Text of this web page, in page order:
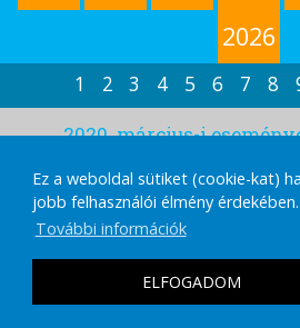
Ez a weboldal sütiket (cookie-kat)
jobb felhasználói élmény érdekében.
További információk
ELFOGADOM
2026
1 2 3 4 5 6 7 8
2020. március-i
Időpont:
2020 03. 04.,
Rendhagyó irodalomóra
tamasikultura.huCopyright © 2026